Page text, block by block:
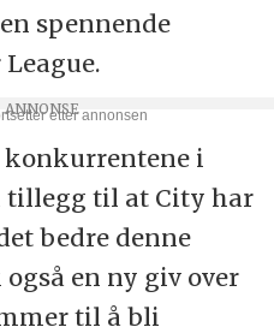
spennende
i
tillegg til at City har
bedre denne
også en ny giv over
til å bli